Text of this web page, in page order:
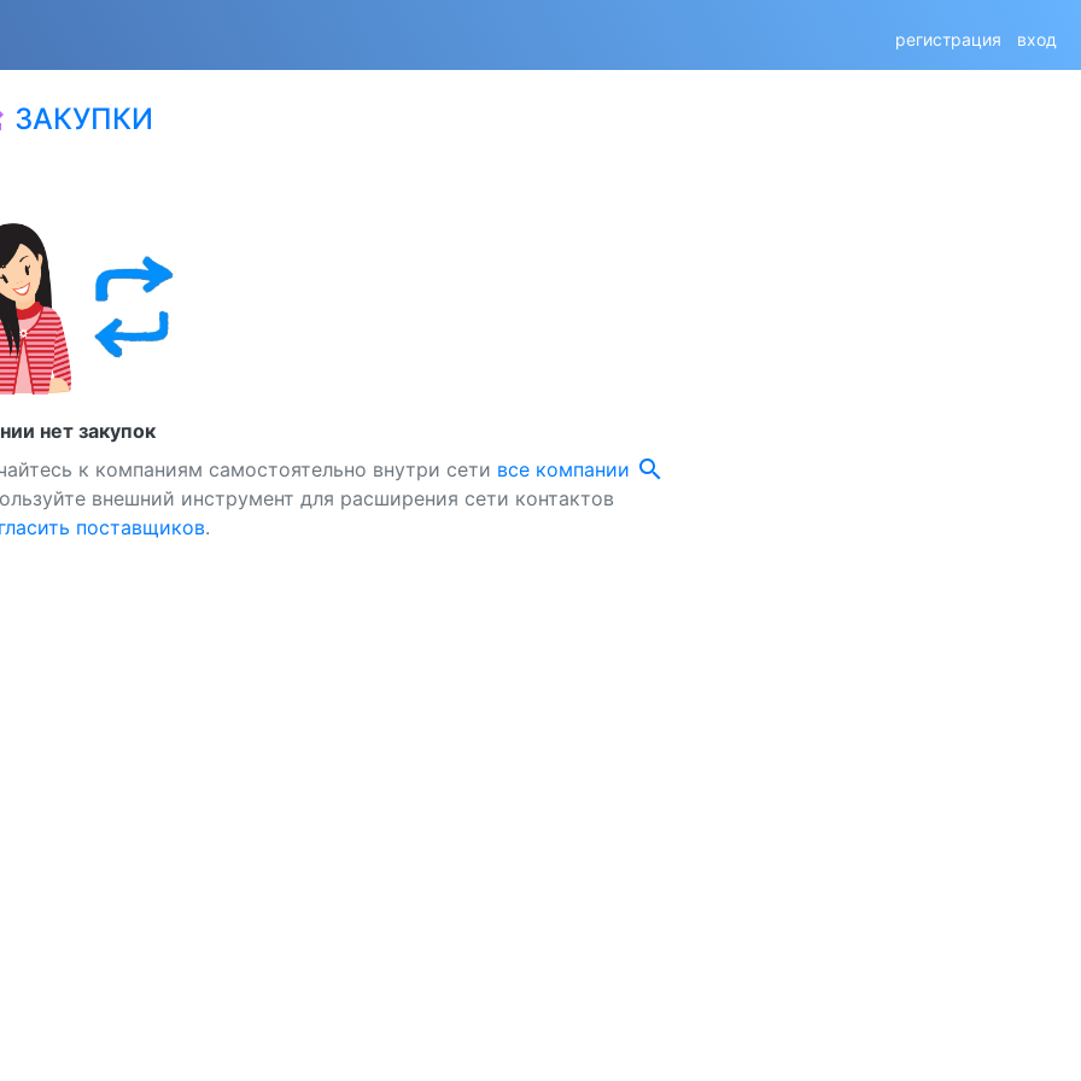
регистрация вход
ЗАКУПКИ
нет закупок
к компаниям самостоятельно внутри сети все компании search
внешний инструмент для расширения сети контактов
поставщиков.